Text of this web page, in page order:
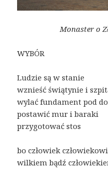
Monaster o
WYBÓR
Ludzie są w stanie
wznieść świątynie i
wylać fundament pod
postawić mur i baraki
przygotować stos
bo człowiek człowiekowi
wilkiem bądź